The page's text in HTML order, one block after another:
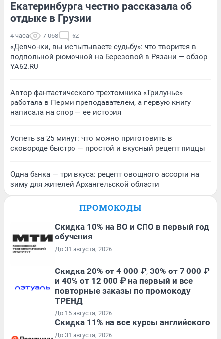
Екатеринбурга честно рассказала об
отдыхе в Грузии
4 часа 7 068 62
«Девчонки, вы испытываете судьбу»: что творится в
подпольной рюмочной на Березовой в Рязани — обзор
YA62.RU
Автор фантастического трехтомника «Трилунье»
работала в Перми преподавателем, а первую книгу
написала на спор — ее история
Успеть за 25 минут: что можно приготовить в
сковороде быстро — простой и вкусный рецепт пиццы
Одна банка — три вкуса: рецепт овощного ассорти на
зиму для жителей Архангельской области
ПРОМОКОДЫ
Скидка 10% на ВО и СПО в первый год
обучения
До 31 августа, 2026
Скидка 20% от 4 000 ₽, 30% от 7 000 ₽
и 40% от 12 000 ₽ на первый и все
повторные заказы по промокоду
ТРЕНД
До 15 августа, 2026
Скидка 11% на все курсы английского
До 31 августа, 2026